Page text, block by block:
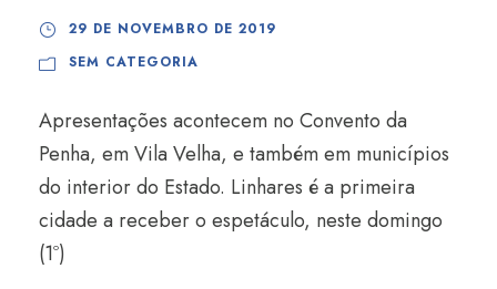
29 DE NOVEMBRO DE 2019
SEM CATEGORIA
Apresentações acontecem no Convento da
Penha, em Vila Velha, e também em municípios
do interior do Estado. Linhares é a primeira
cidade a receber o espetáculo, neste domingo
(1º)